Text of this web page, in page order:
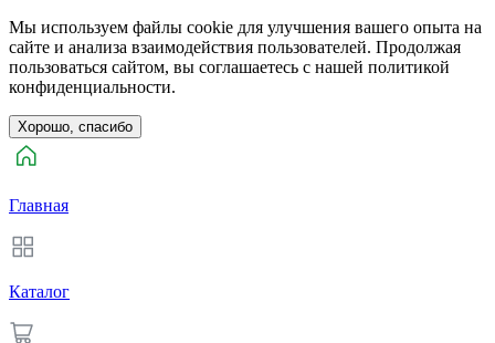
Мы используем файлы cookie для улучшения вашего опыта на
сайте и анализа взаимодействия пользователей. Продолжая
пользоваться сайтом, вы соглашаетесь с нашей политикой
конфиденциальности.
Хорошо, спасибо
Главная
Каталог